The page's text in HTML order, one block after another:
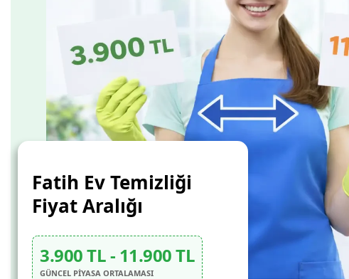
Fatih Ev Temizliği
Fiyat Aralığı
3.900 TL - 11.900 TL
GÜNCEL PİYASA ORTALAMASI